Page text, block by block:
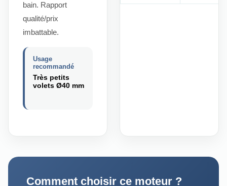
bain. Rapport
qualité/prix
imbattable.
Usage
recommandé
Très petits
volets Ø40 mm
Comment choisir ce moteur ?